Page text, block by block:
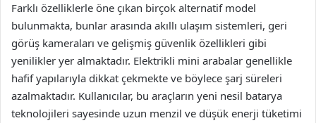
Farklı özelliklerle öne çıkan birçok alternatif model
bulunmakta, bunlar arasında akıllı ulaşım sistemleri, geri
görüş kameraları ve gelişmiş güvenlik özellikleri gibi
yenilikler yer almaktadır. Elektrikli mini arabalar genellikle
hafif yapılarıyla dikkat çekmekte ve böylece şarj süreleri
azalmaktadır. Kullanıcılar, bu araçların yeni nesil batarya
teknolojileri sayesinde uzun menzil ve düşük enerji tüketimi